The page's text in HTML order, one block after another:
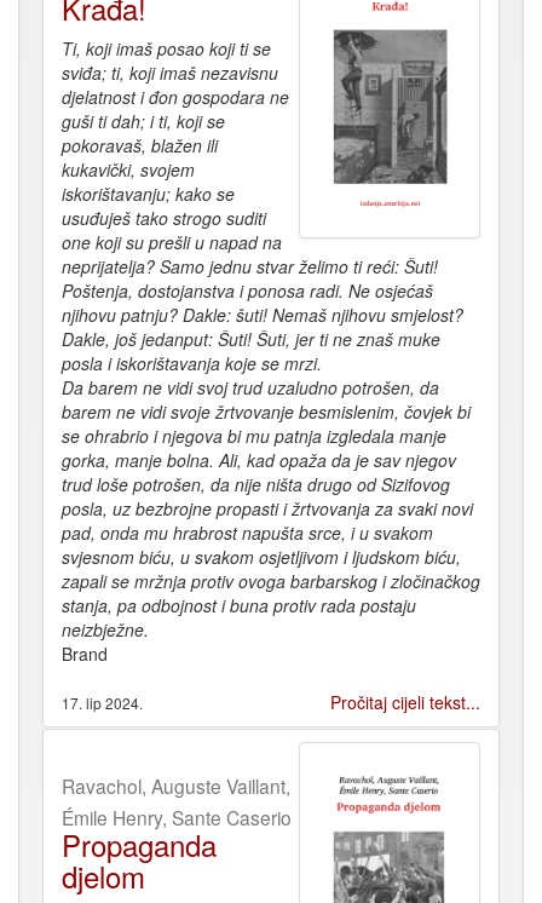
Ti, koji imaš posao koji ti se
sviđa; ti, koji imaš nezavisnu
djelatnost i đon gospodara ne
guši ti dah; i ti, koji se
pokoravaš, blažen ili
kukavički, svojem
iskorištavanju; kako se
usuđuješ tako strogo suditi
one koji su prešli u napad na
neprijatelja? Samo jednu stvar želimo ti reći: Šuti!
Poštenja, dostojanstva i ponosa radi. Ne osjećaš
njihovu patnju? Dakle: šuti! Nemaš njihovu smjelost?
Dakle, još jedanput: Šuti! Šuti, jer ti ne znaš muke
posla i iskorištavanja koje se mrzi.
Da barem ne vidi svoj trud uzaludno potrošen, da
barem ne vidi svoje žrtvovanje besmislenim, čovjek bi
se ohrabrio i njegova bi mu patnja izgledala manje
gorka, manje bolna. Ali, kad opaža da je sav njegov
trud loše potrošen, da nije ništa drugo od Sizifovog
posla, uz bezbrojne propasti i žrtvovanja za svaki novi
pad, onda mu hrabrost napušta srce, i u svakom
svjesnom biću, u svakom osjetljivom i ljudskom biću,
zapali se mržnja protiv ovoga barbarskog i zločinačkog
stanja, pa odbojnost i buna protiv rada postaju
neizbježne.
Brand
17. lip 2024. Pročitaj cijeli tekst...
Ravachol, Auguste Vaillant,
Émile Henry, Sante Caserio
Propaganda
djelom